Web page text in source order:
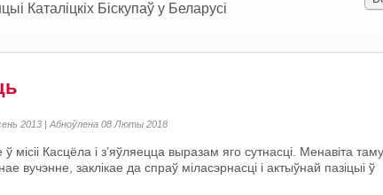
Каталіцкіх Біскупаў у Беларусі
2013 | Абноўлена 08 Люты 2018
Касцёла і з’яўляецца выразам яго сутнасці. Менавіта таму
вучэнне, заклікае да спраў міласэрнасці і актыўнай пазіцыі ў